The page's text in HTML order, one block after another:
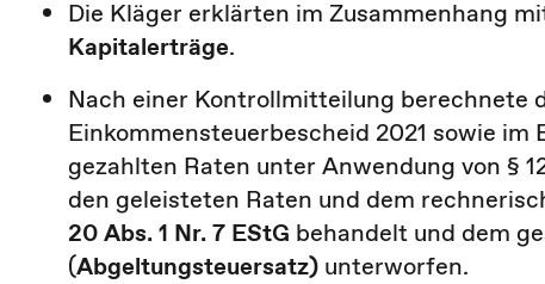
Die Kläger erklärten im Zusammenhang
Kapitalerträge.
Nach einer Kontrollmitteilung berechnete
Einkommensteuerbescheid 2021 sowie
gezahlten Raten unter Anwendung von §
den geleisteten Raten und dem
20 Abs. 1 Nr. 7 EStG behandelt und dem
(Abgeltungsteuersatz) unterworfen.